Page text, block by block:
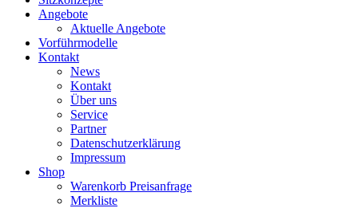
Angebote
Aktuelle Angebote
Vorführmodelle
Kontakt
News
Kontakt
Über uns
Service
Partner
Datenschutzerklärung
Impressum
Shop
Warenkorb Preisanfrage
Merkliste